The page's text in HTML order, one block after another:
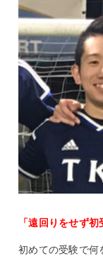
「遠回りをせず
初めての受験で何